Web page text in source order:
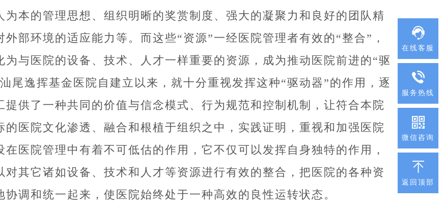
在线客服
服务热线
微信咨询
返回顶部
为本的管理思想、组织明晰的奖赏制度、强大的凝聚力和良好的团队精
外部环境的适应能力等。而这些“资源”一经医院管理者有效的“整合”，
为与医院的设备、技术、人才一样重要的资源，成为推动医院前进的“驱
尾逸挥基金医院自建立以来，就十分重视发挥这种“驱动器”的作用，逐
提供了一种共同的价值与信念模式、行为规范和控制机制，让符合本院
的医院文化渗透、融合和根植于组织之中，实践证明，重视和加强医院
在医院管理中有着不可低估的作用，它不仅可以发挥自身独特的作用，
对其它诸如设备、技术和人才等资源进行有效的整合，把医院的各种资
协调和统一起来，使医院始终处于一种高效的良性运转状态。